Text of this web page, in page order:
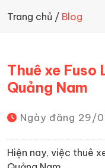
Trang chủ Blog
Thuê xe Fuso
Quảng Nam
Ngày đăng 29/
Hiện nay, việc thuê